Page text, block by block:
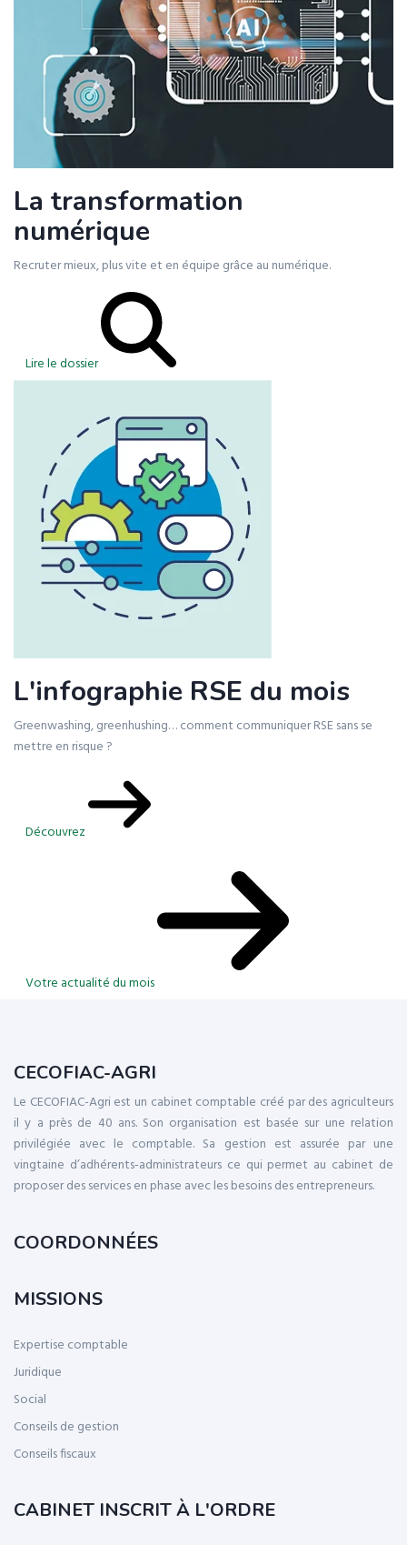
La transformation
numérique
Recruter mieux, plus vite et en équipe grâce au numérique.
Lire le dossier
L'infographie RSE du mois
Greenwashing, greenhushing… comment communiquer RSE sans se
mettre en risque ?
Découvrez
Votre actualité du mois
CECOFIAC-AGRI
Le CECOFIAC-Agri est un cabinet comptable créé par des agriculteurs
il y a près de 40 ans. Son organisation est basée sur une relation
privilégiée avec le comptable. Sa gestion est assurée par une
vingtaine d’adhérents-administrateurs ce qui permet au cabinet de
proposer des services en phase avec les besoins des entrepreneurs.
COORDONNÉES
MISSIONS
Expertise comptable
Juridique
Social
Conseils de gestion
Conseils fiscaux
CABINET INSCRIT À L'ORDRE